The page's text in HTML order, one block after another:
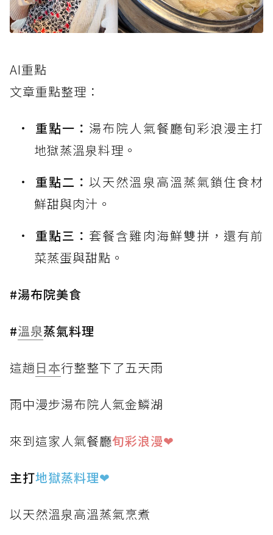
AI重點
文章重點整理：
重點一： 湯布院人氣餐廳旬彩浪漫主打
地獄蒸溫泉料理。
重點二：以天然溫泉高溫蒸氣鎖住食材
鮮甜與肉汁。
重點三： 套餐含雞肉海鮮雙拼，還有前
菜蒸蛋與甜點。
#湯布院美食
#溫泉蒸氣料理
這趟日本行整整下了五天雨
雨中漫步湯布院人氣金鱗湖
來到這家人氣餐廳旬彩浪漫❤
主打地獄蒸料理❤
以天然溫泉高溫蒸氣烹煮